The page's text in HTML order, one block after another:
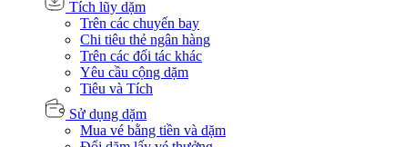
Tích lũy dặm
Trên các chuyến bay
Chi tiêu thẻ ngân hàng
Trên các đối tác khác
Yêu cầu cộng dặm
Tiêu và Tích
Sử dụng dặm
Mua vé bằng tiền và dặm